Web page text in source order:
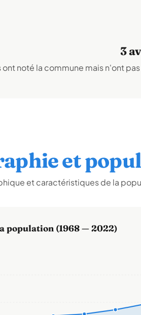
3
ont noté la commune mais n'ont
et
et caractéristiques de la
population (1968 — 2022)